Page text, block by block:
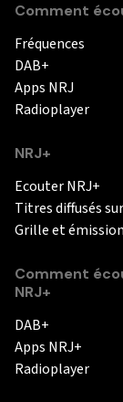
Comment
Fréquences
DAB+
Apps NRJ
Radioplayer
NRJ+
Ecouter NRJ+
Titres diffusés
Grille et
Comment
NRJ+
DAB+
Apps NRJ+
Radioplayer